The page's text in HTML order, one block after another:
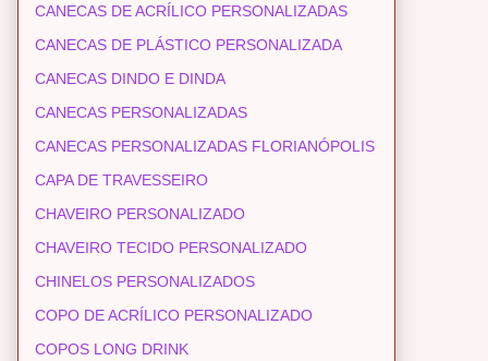
CANECAS DE ACRÍLICO PERSONALIZADAS
CANECAS DE PLÁSTICO PERSONALIZADA
CANECAS DINDO E DINDA
CANECAS PERSONALIZADAS
CANECAS PERSONALIZADAS FLORIANÓPOLIS
CAPA DE TRAVESSEIRO
CHAVEIRO PERSONALIZADO
CHAVEIRO TECIDO PERSONALIZADO
CHINELOS PERSONALIZADOS
COPO DE ACRÍLICO PERSONALIZADO
COPOS LONG DRINK